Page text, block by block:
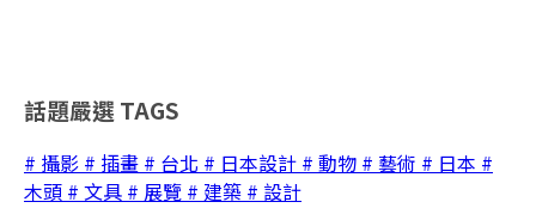
話題嚴選 TAGS
# 攝影 # 插畫 # 台北 # 日本設計 # 動物 # 藝術 # 日本 #
木頭 # 文具 # 展覽 # 建築 # 設計